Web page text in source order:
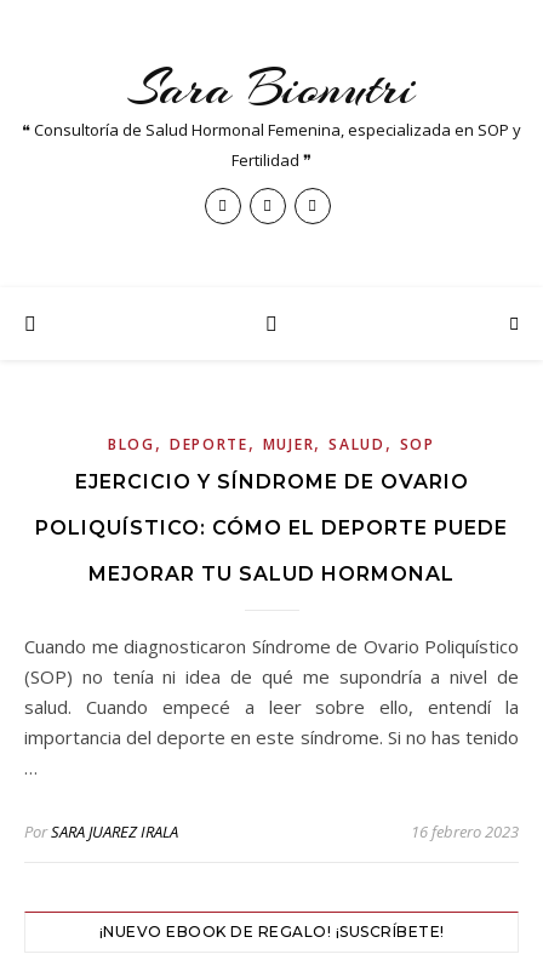
Sara Bionutri
❝ Consultoría de Salud Hormonal Femenina, especializada en SOP y
Fertilidad ❞
BLOG, DEPORTE, MUJER,SALUD , SOP
EJERCICIO Y SÍNDROME DE OVARIO
POLIQUÍSTICO: CÓMO EL DEPORTE PUEDE
MEJORAR TU SALUD HORMONAL
Cuando me diagnosticaron Síndrome de Ovario Poliquístico
(SOP) no tenía ni idea de qué me supondría a nivel de
salud. Cuando empecé a leer sobre ello, entendí la
importancia del deporte en este síndrome. Si no has tenido
…
PorSARA JUAREZ IRALA 16 febrero 2023
¡NUEVO EBOOK DE REGALO! ¡SUSCRÍBETE!